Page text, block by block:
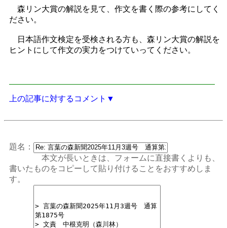
森リン大賞の解説を見て、作文を書く際の参考にしてく
ださい。
日本語作文検定を受検される方も、森リン大賞の解説を
ヒントにして作文の実力をつけていってください。
上の記事に対するコメント▼
題名：
本文が長いときは、フォームに直接書くよりも、
書いたものをコピーして貼り付けることをおすすめしま
す。